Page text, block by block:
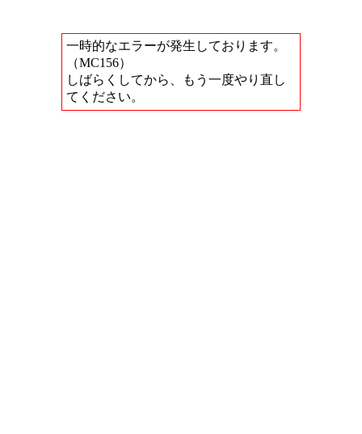
一時的なエラーが発生しております。
（MC156）
しばらくしてから、もう一度やり直し
てください。